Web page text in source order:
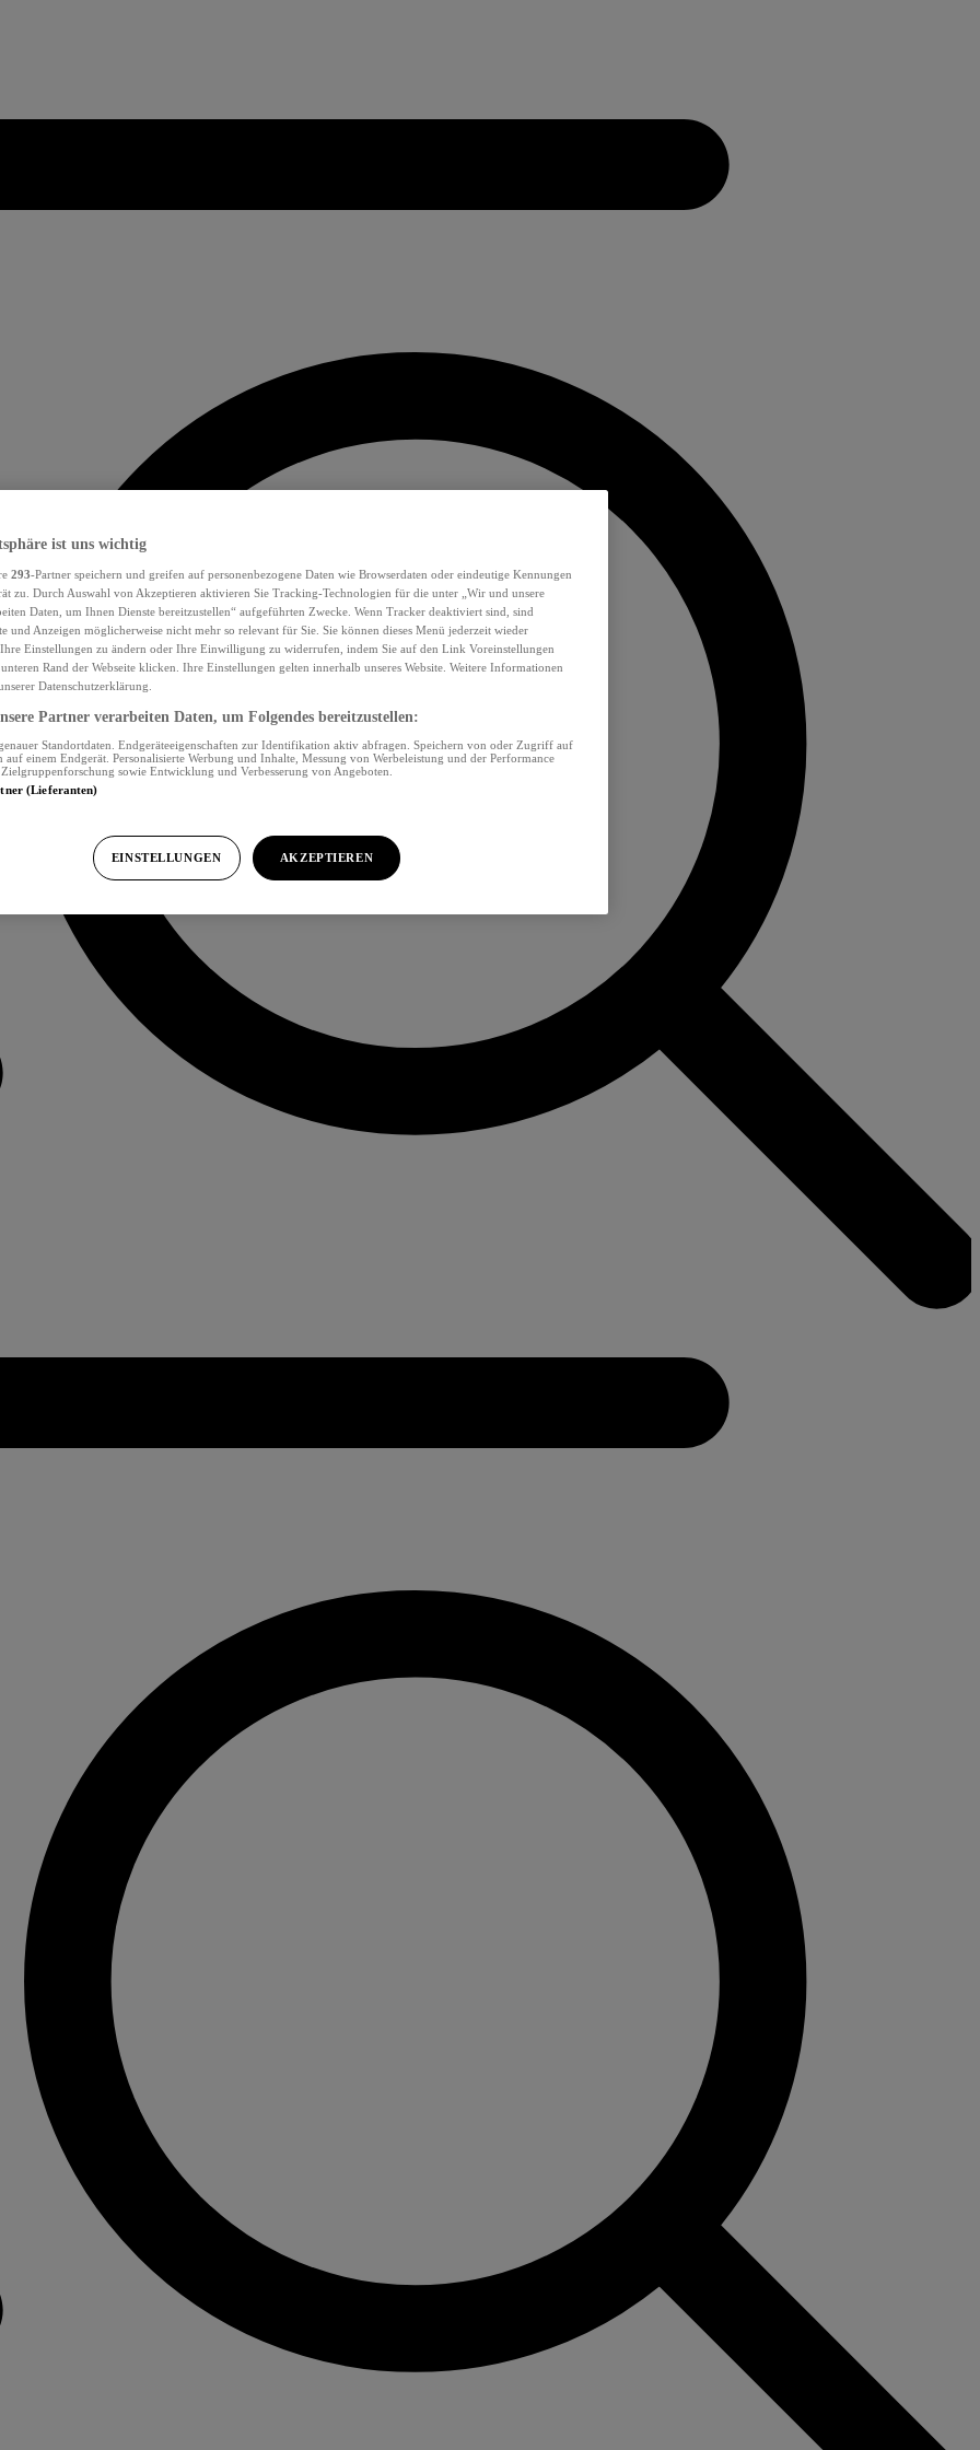
ist uns wichtig
293-Partner speichern und greifen auf personenbezogene Daten wie Browserdaten oder eindeutige Kennungen
zu. Durch Auswahl von Akzeptieren aktivieren Sie Tracking-Technologien für die unter „Wir und unsere
Daten, um Ihnen Dienste bereitzustellen“ aufgeführten Zwecke. Wenn Tracker deaktiviert sind, sind
und Anzeigen möglicherweise nicht mehr so relevant für Sie. Sie können dieses Menü jederzeit wieder
Einstellungen zu ändern oder Ihre Einwilligung zu widerrufen, indem Sie auf den Link Voreinstellungen
Rand der Webseite klicken. Ihre Einstellungen gelten innerhalb unseres Website. Weitere Informationen
Datenschutzerklärung.
Partner verarbeiten Daten, um Folgendes bereitzustellen:
Standortdaten. Endgeräteeigenschaften zur Identifikation aktiv abfragen. Speichern von oder Zugriff auf
einem Endgerät. Personalisierte Werbung und Inhalte, Messung von Werbeleistung und der Performance
sowie Entwicklung und Verbesserung von Angeboten.
(Lieferanten)
EINSTELLUNGEN AKZEPTIEREN